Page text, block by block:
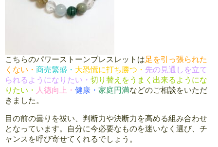
こちらのパワーストーンブレスレットは足を引っ張られた
くない・ 商売繁盛・ 大恐慌に打ち勝つ・ 先の見通しを立て
られるようになりたい・ 切り替えをうまく出来るようにな
りたい・ 人徳向上・ 健康・ 家庭円満などのご相談をいただ
きました。
目の前の曇りを祓い、判断力や決断力を高める組み合わせ
となっています。自分に今必要なものを迷いなく選び、チ
ャンスを呼び寄せてくれるでしょう。